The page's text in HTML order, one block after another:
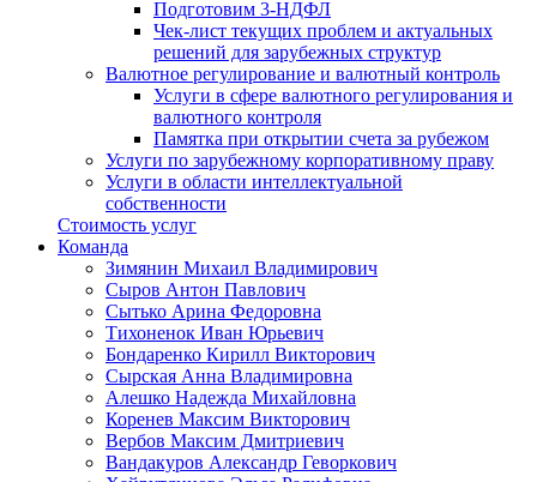
Подготовим 3-НДФЛ
Чек-лист текущих проблем и актуальных
решений для зарубежных структур
Валютное регулирование и валютный контроль
Услуги в сфере валютного регулирования и
валютного контроля
Памятка при открытии счета за рубежом
Услуги по зарубежному корпоративному праву
Услуги в области интеллектуальной
собственности
Стоимость услуг
Команда
Зимянин Михаил Владимирович
Сыров Антон Павлович
Сытько Арина Федоровна
Тихоненок Иван Юрьевич
Бондаренко Кирилл Викторович
Сырская Анна Владимировна
Алешко Надежда Михайловна
Коренев Максим Викторович
Вербов Максим Дмитриевич
Вандакуров Александр Геворкович